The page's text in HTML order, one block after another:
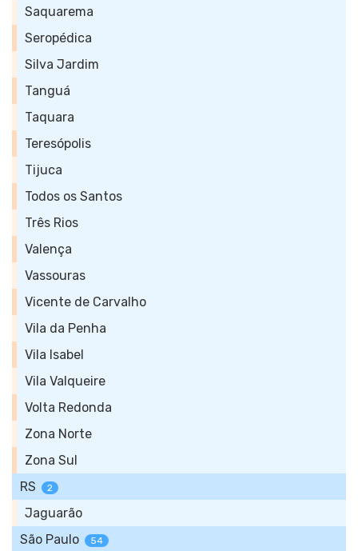
Saquarema
Seropédica
Silva Jardim
Tanguá
Taquara
Teresópolis
Tijuca
Todos os Santos
Três Rios
Valença
Vassouras
Vicente de Carvalho
Vila da Penha
Vila Isabel
Vila Valqueire
Volta Redonda
Zona Norte
Zona Sul
RS
2
Jaguarão
São Paulo
54